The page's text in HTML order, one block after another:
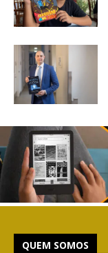
QUEM SOMOS